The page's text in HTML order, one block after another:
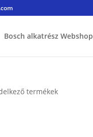
Bosch alkatrész Webshop
termékek